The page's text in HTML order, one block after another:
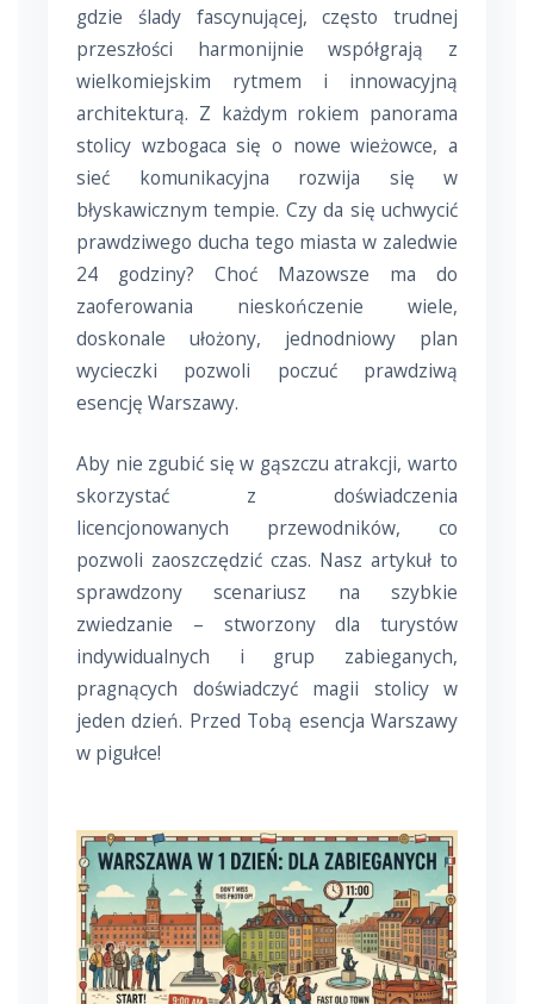
gdzie ślady fascynującej, często trudnej
przeszłości harmonijnie współgrają z
wielkomiejskim rytmem i innowacyjną
architekturą. Z każdym rokiem panorama
stolicy wzbogaca się o nowe wieżowce, a
sieć komunikacyjna rozwija się w
błyskawicznym tempie. Czy da się uchwycić
prawdziwego ducha tego miasta w zaledwie
24 godziny? Choć Mazowsze ma do
zaoferowania nieskończenie wiele,
doskonale ułożony, jednodniowy plan
wycieczki pozwoli poczuć prawdziwą
esencję Warszawy.
Aby nie zgubić się w gąszczu atrakcji, warto
skorzystać z doświadczenia
licencjonowanych przewodników, co
pozwoli zaoszczędzić czas. Nasz artykuł to
sprawdzony scenariusz na szybkie
zwiedzanie – stworzony dla turystów
indywidualnych i grup zabieganych,
pragnących doświadczyć magii stolicy w
jeden dzień. Przed Tobą esencja Warszawy
w pigułce!